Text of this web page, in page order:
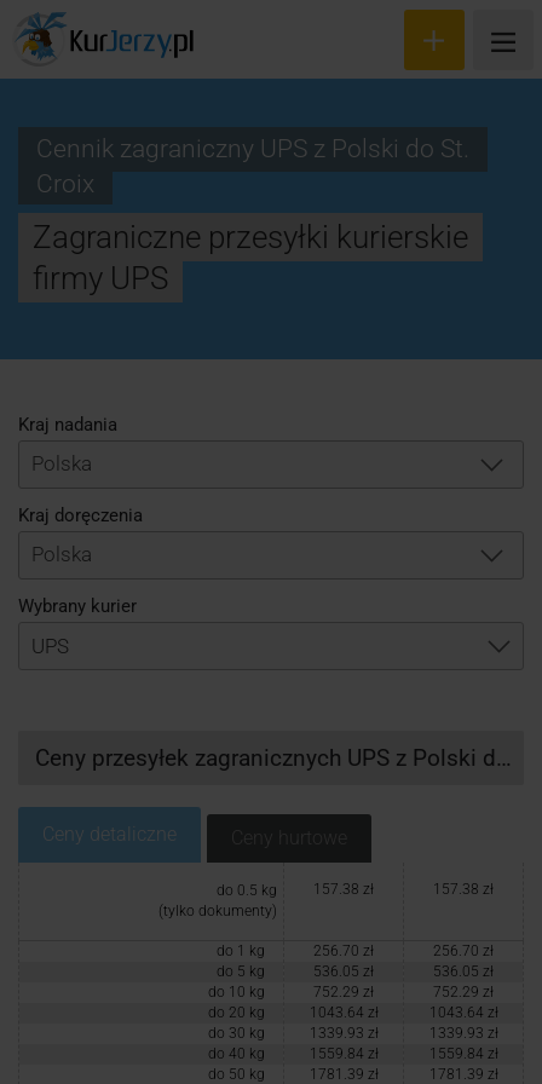
Wyceń przesyłkę
Zamów kuriera
Blog
Cennik zagraniczny UPS z Polski do St.
Croix
Zagraniczne przesyłki kurierskie
firmy UPS
Kraj nadania
Polska
Kraj doręczenia
Polska
Wybrany kurier
Ceny przesyłek zagranicznych UPS z Polski do St. Croix
Ceny detaliczne
do 0.5 kg
(tylko dokumenty)
157.38 zł 157.38 zł
do 1 kg
do 5 kg
do 10 kg
do 20 kg
do 30 kg
do 40 kg
do 50 kg
256.70 zł
536.05 zł
752.29 zł
1043.64 zł
1339.93 zł
1559.84 zł
1781.39 zł
256.70 zł
536.05 zł
752.29 zł
1043.64 zł
1339.93 zł
1559.84 zł
1781.39 zł